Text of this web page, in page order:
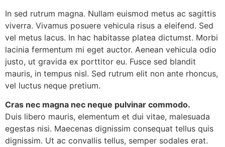
In sed rutrum magna. Nullam euismod metus ac sagittis
viverra. Vivamus posuere vehicula risus a eleifend. Sed
vel metus lacus. In hac habitasse platea dictumst. Morbi
lacinia fermentum mi eget auctor. Aenean vehicula odio
justo, ut gravida ex porttitor eu. Fusce sed blandit
mauris, in tempus nisl. Sed rutrum elit non ante rhoncus,
vel luctus neque pretium.
Cras nec magna nec neque pulvinar commodo.
Duis libero mauris, elementum et dui vitae, malesuada
egestas nisi. Maecenas dignissim consequat tellus quis
dignissim. Ut ac convallis tellus, semper sodales erat.